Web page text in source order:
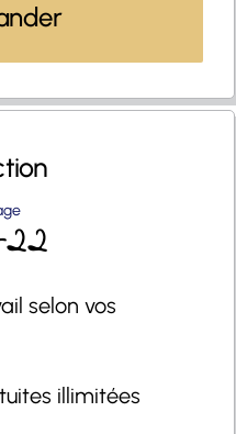
selon vos
illimitées